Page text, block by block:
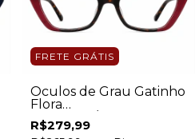
FRETE GRÁTIS
Óculos de Grau Gatinho
Flora
Vermelho/Tartaruga
Feminino
R$279,99